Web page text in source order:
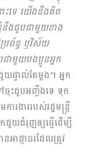
ះទេ យើងនឹងគិត
នឹងជួបជាមួយខាង
រព័ន្ធ​ ឬវិស័យ
មួយបងប្អូនអ្នក
ទាល់តែម្ដង។ អ្នក
ចុះជួបអញ្ចឹងទេ ទុក
ារងាររបស់រដ្ឋមន្រ្តី
យជំរុញឲ្យធ្វើដើម្បី
ាជ្ញាធរដែលត្រូវ